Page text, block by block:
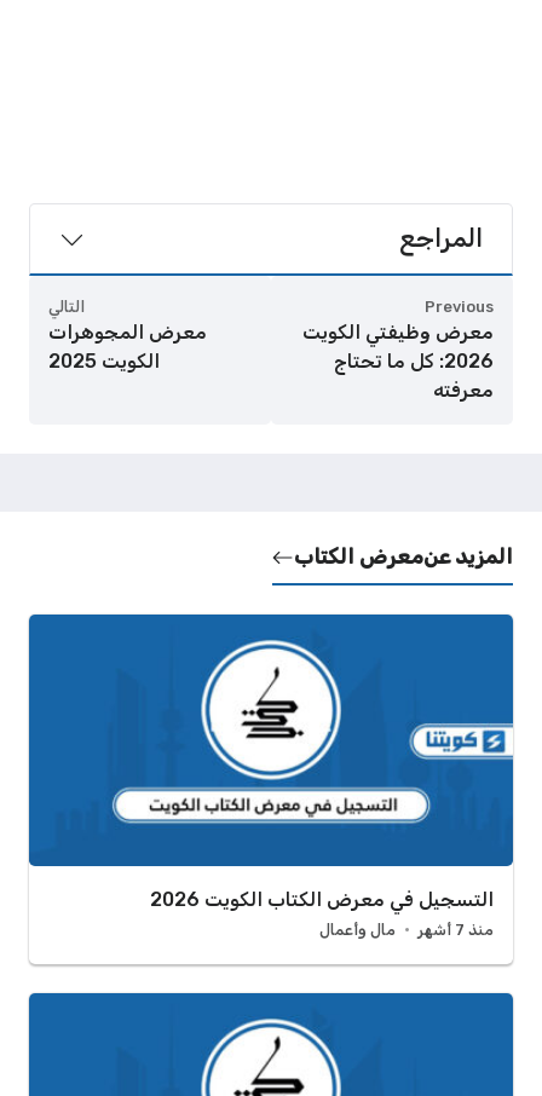
المراجع
Previous
معرض وظيفتي الكويت
2026: كل ما تحتاج
معرفته
التالي
معرض المجوهرات
الكويت 2025
المزيد عنمعرض الكتاب
التسجيل في معرض الكتاب الكويت 2026
منذ 7 أشهر مال وأعمال